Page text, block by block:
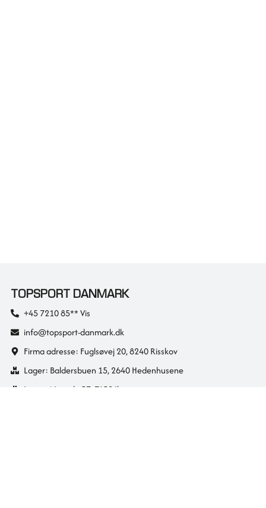
TOPSPORT DANMARK
+45 7210 85** Vis
info@topsport-danmark.dk
Firma adresse: Fuglsøvej 20, 8240 Risskov
Lager: Baldersbuen 15, 2640 Hedenhusene
Lager: Nygade 37, 7430 Ikast